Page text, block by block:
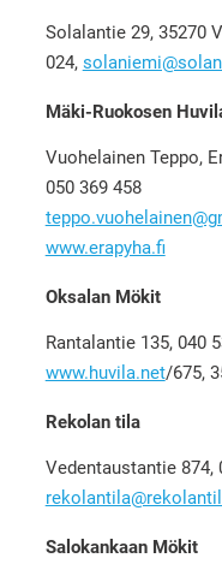
Solalantie 29, 35270
024,
Mäki-Ruokosen
Vuohelainen Teppo,
050 369 458
www.erapyha.fi
Oksalan Mökit
Rantalantie 135, 040
www.huvila.net/675,
Rekolan tila
Vedentaustantie 874,
Salokankaan Mökit